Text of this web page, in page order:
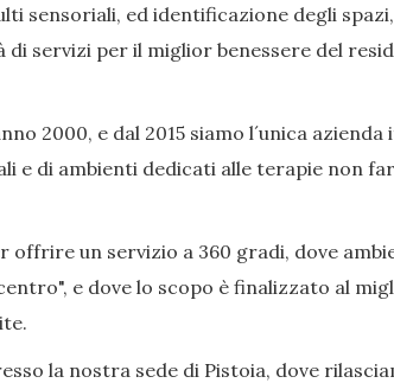
sensoriali, ed identificazione degli
servizi per il miglior benessere del
2000, e dal 2015 siamo l´unica
e di ambienti dedicati alle terapie non
un servizio a 360 gradi, dove
e dove lo scopo è finalizzato al
la nostra sede di Pistoia, dove